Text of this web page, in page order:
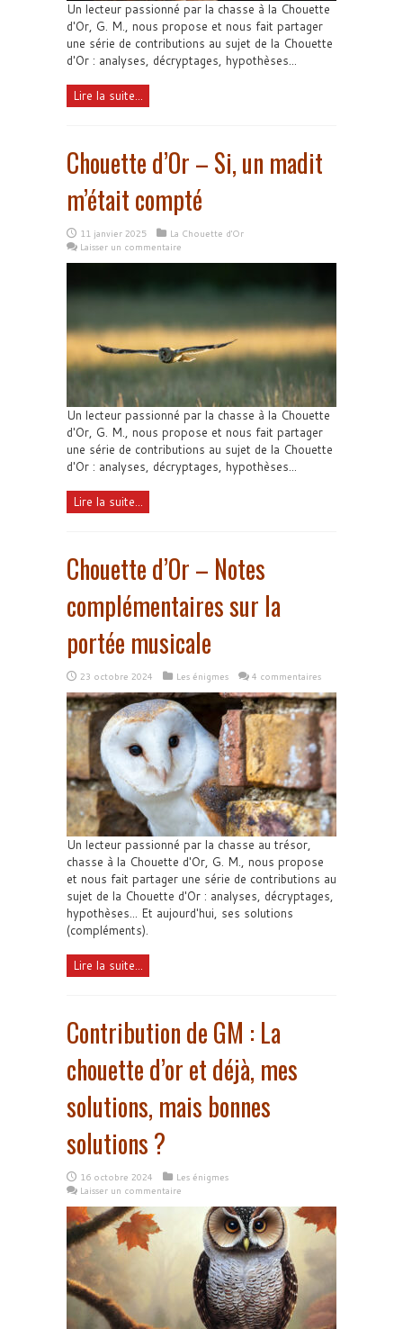
Un lecteur passionné par la chasse à la Chouette
d'Or, G. M., nous propose et nous fait partager
une série de contributions au sujet de la Chouette
d'Or : analyses, décryptages, hypothèses...
Lire la suite...
Chouette d’Or – Si, un madit
m’était compté
11 janvier 2025
La Chouette d'Or
Laisser un commentaire
Un lecteur passionné par la chasse à la Chouette
d'Or, G. M., nous propose et nous fait partager
une série de contributions au sujet de la Chouette
d'Or : analyses, décryptages, hypothèses...
Lire la suite...
Chouette d’Or – Notes
complémentaires sur la
portée musicale
23 octobre 2024 Les énigmes 4 commentaires
Un lecteur passionné par la chasse au trésor,
chasse à la Chouette d'Or, G. M., nous propose
et nous fait partager une série de contributions au
sujet de la Chouette d'Or : analyses, décryptages,
hypothèses... Et aujourd'hui, ses solutions
(compléments).
Lire la suite...
Contribution de GM : La
chouette d’or et déjà, mes
solutions, mais bonnes
solutions ?
16 octobre 2024
Les énigmes
Laisser un commentaire